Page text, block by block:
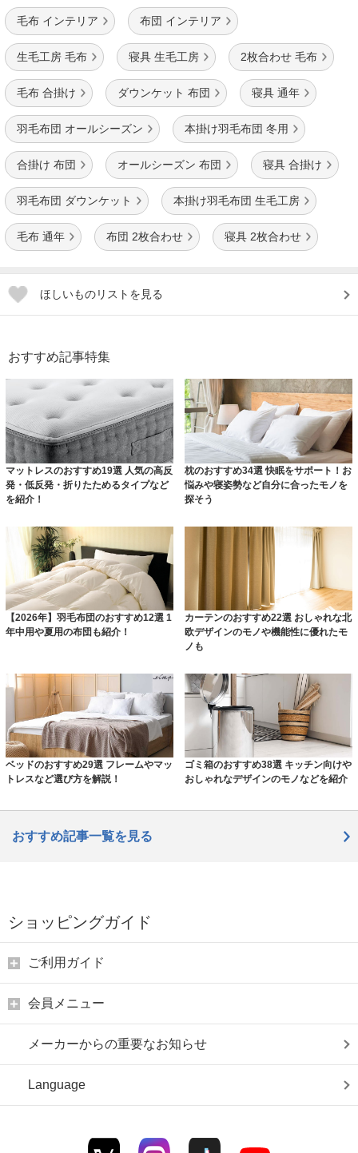
毛布 インテリア 布団 インテリア
生毛工房 毛布 寝具 生毛工房 2枚合わせ 毛布
毛布 合掛け ダウンケット 布団 寝具 通年
羽毛布団 オールシーズン 本掛け羽毛布団 冬用
合掛け 布団 オールシーズン 布団 寝具 合掛け
羽毛布団 ダウンケット 本掛け羽毛布団 生毛工房
毛布 通年 布団 2枚合わせ 寝具 2枚合わせ
ほしいものリストを見る
おすすめ記事特集
マットレスのおすすめ19選 人気の高反
発・低反発・折りたためるタイプなど
を紹介！
枕のおすすめ34選 快眠をサポート！お
悩みや寝姿勢など自分に合ったモノを
探そう
【2026年】羽毛布団のおすすめ12選 1
年中用や夏用の布団も紹介！
カーテンのおすすめ22選 おしゃれな北
欧デザインのモノや機能性に優れたモ
ノも
ベッドのおすすめ29選 フレームやマッ
トレスなど選び方を解説！
ゴミ箱のおすすめ38選 キッチン向けや
おしゃれなデザインのモノなどを紹介
おすすめ記事一覧を見る
ショッピングガイド
ご利用ガイド
会員メニュー
メーカーからの重要なお知らせ
Language